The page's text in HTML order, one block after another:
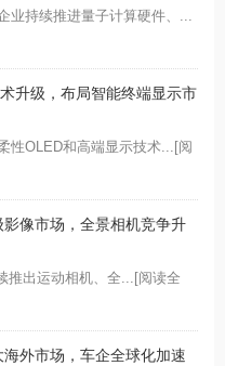
业持续推进量子计算硬件、...
升级，布局智能终端显示市
性OLED和高端显示技术... [阅
像市场，全景相机竞争升
推出运动相机、全... [阅读全
外市场，车企全球化加速